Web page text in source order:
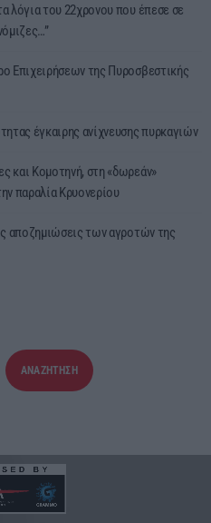
λόγια του 22χρονου που έπεσε σε
Επιχειρήσεων της Πυροσβεστικής
έγκαιρης ανίχνευσης πυρκαγιών
και Κομοτηνή, στη «δωρεάν»
παραλία Κρυονερίου
αποζημιώσεις των αγροτών της
ΑΝΑΖΉΤΗΣΗ